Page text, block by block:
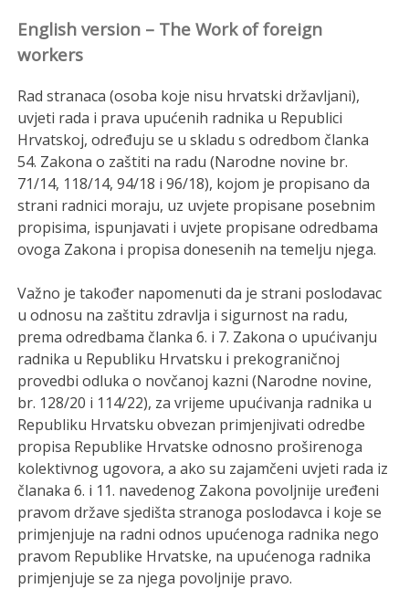
English version – The Work of foreign
workers
Rad stranaca (osoba koje nisu hrvatski državljani),
uvjeti rada i prava upućenih radnika u Republici
Hrvatskoj, određuju se u skladu s odredbom članka
54. Zakona o zaštiti na radu (Narodne novine br.
71/14, 118/14, 94/18 i 96/18), kojom je propisano da
strani radnici moraju, uz uvjete propisane posebnim
propisima, ispunjavati i uvjete propisane odredbama
ovoga Zakona i propisa donesenih na temelju njega.
Važno je također napomenuti da je strani poslodavac
u odnosu na zaštitu zdravlja i sigurnost na radu,
prema odredbama članka 6. i 7. Zakona o upućivanju
radnika u Republiku Hrvatsku i prekograničnoj
provedbi odluka o novčanoj kazni (Narodne novine,
br. 128/20 i 114/22), za vrijeme upućivanja radnika u
Republiku Hrvatsku obvezan primjenjivati odredbe
propisa Republike Hrvatske odnosno proširenoga
kolektivnog ugovora, a ako su zajamčeni uvjeti rada iz
članaka 6. i 11. navedenog Zakona povoljnije uređeni
pravom države sjedišta stranoga poslodavca i koje se
primjenjuje na radni odnos upućenoga radnika nego
pravom Republike Hrvatske, na upućenoga radnika
primjenjuje se za njega povoljnije pravo.